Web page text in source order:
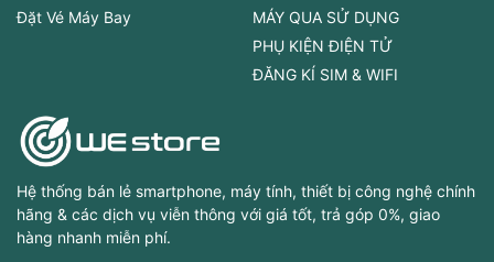
Đặt Vé Máy Bay
MÁY QUA SỬ DỤNG
PHỤ KIỆN ĐIỆN TỬ
ĐĂNG KÍ SIM & WIFI
Hệ thống bán lẻ smartphone, máy tính, thiết bị công nghệ chính
hãng & các dịch vụ viễn thông với giá tốt, trả góp 0%, giao
hàng nhanh miễn phí.